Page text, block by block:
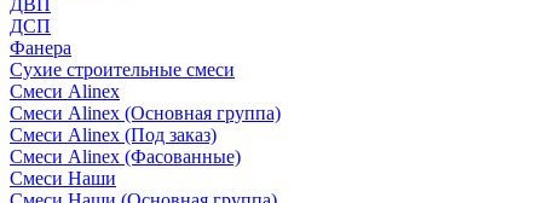
ДВП
ДСП
Фанера
Сухие строительные смеси
Смеси Alinex
Смеси Alinex (Основная группа)
Смеси Alinex (Под заказ)
Смеси Alinex (Фасованные)
Смеси Наши